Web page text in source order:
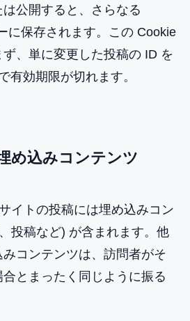
公開すると、さらなる
に保存されます。この Cookie
、単に変更した投稿の ID を
有効期限が切れます。
め込みコンテンツ
イトの投稿には埋め込みコン
投稿など) が含まれます。他
コンテンツは、訪問者がそ
とまったく同じように振る